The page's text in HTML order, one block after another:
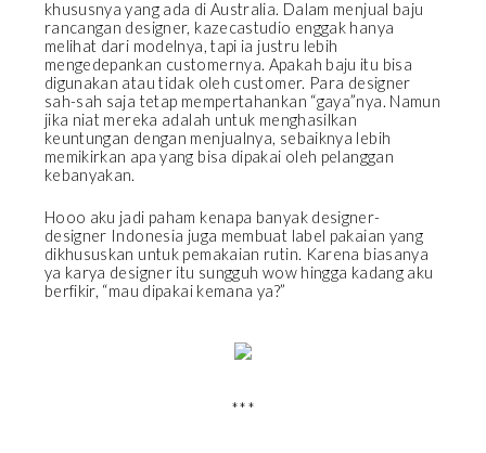
khususnya yang ada di Australia. Dalam menjual baju
rancangan designer, kazecastudio enggak hanya
melihat dari modelnya, tapi ia justru lebih
mengedepankan customernya. Apakah baju itu bisa
digunakan atau tidak oleh customer. Para designer
sah-sah saja tetap mempertahankan “gaya”nya. Namun
jika niat mereka adalah untuk menghasilkan
keuntungan dengan menjualnya, sebaiknya lebih
memikirkan apa yang bisa dipakai oleh pelanggan
kebanyakan.
Hooo aku jadi paham kenapa banyak designer-
designer Indonesia juga membuat label pakaian yang
dikhususkan untuk pemakaian rutin. Karena biasanya
ya karya designer itu sungguh wow hingga kadang aku
berfikir, “mau dipakai kemana ya?”
***